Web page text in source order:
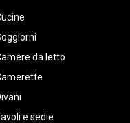
da letto
e sedie